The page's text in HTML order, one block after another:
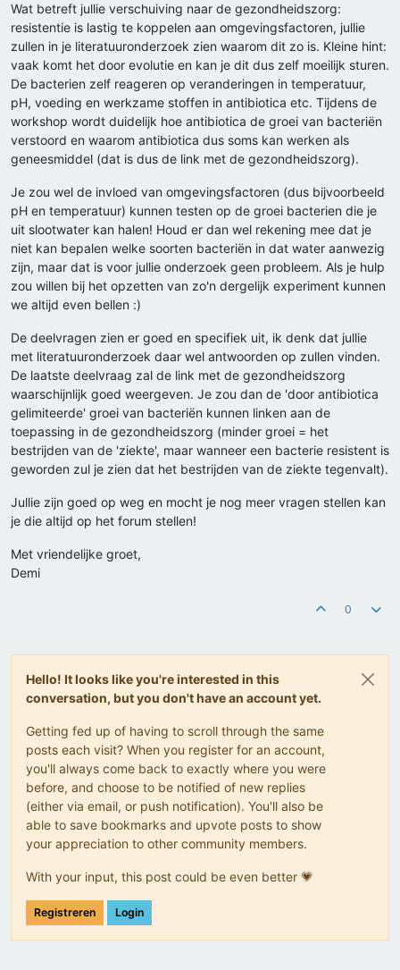
Wat betreft jullie verschuiving naar de gezondheidszorg:
resistentie is lastig te koppelen aan omgevingsfactoren, jullie
zullen in je literatuuronderzoek zien waarom dit zo is. Kleine hint:
vaak komt het door evolutie en kan je dit dus zelf moeilijk sturen.
De bacterien zelf reageren op veranderingen in temperatuur,
pH, voeding en werkzame stoffen in antibiotica etc. Tijdens de
workshop wordt duidelijk hoe antibiotica de groei van bacteriën
verstoord en waarom antibiotica dus soms kan werken als
geneesmiddel (dat is dus de link met de gezondheidszorg).
Je zou wel de invloed van omgevingsfactoren (dus bijvoorbeeld
pH en temperatuur) kunnen testen op de groei bacterien die je
uit slootwater kan halen! Houd er dan wel rekening mee dat je
niet kan bepalen welke soorten bacteriën in dat water aanwezig
zijn, maar dat is voor jullie onderzoek geen probleem. Als je hulp
zou willen bij het opzetten van zo'n dergelijk experiment kunnen
we altijd even bellen :)
De deelvragen zien er goed en specifiek uit, ik denk dat jullie
met literatuuronderzoek daar wel antwoorden op zullen vinden.
De laatste deelvraag zal de link met de gezondheidszorg
waarschijnlijk goed weergeven. Je zou dan de 'door antibiotica
gelimiteerde' groei van bacteriën kunnen linken aan de
toepassing in de gezondheidszorg (minder groei = het
bestrijden van de 'ziekte', maar wanneer een bacterie resistent is
geworden zul je zien dat het bestrijden van de ziekte tegenvalt).
Jullie zijn goed op weg en mocht je nog meer vragen stellen kan
je die altijd op het forum stellen!
Met vriendelijke groet,
Demi
0
Hello! It looks like you're interested in this
conversation, but you don't have an account yet.
Getting fed up of having to scroll through the same
posts each visit? When you register for an account,
you'll always come back to exactly where you were
before, and choose to be notified of new replies
(either via email, or push notification). You'll also be
able to save bookmarks and upvote posts to show
your appreciation to other community members.
With your input, this post could be even better 💗
Registreren Login